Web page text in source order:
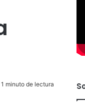
1 minuto de lectura